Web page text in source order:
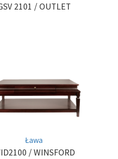
2101 / OUTLET
Ława
/ WINSFORD